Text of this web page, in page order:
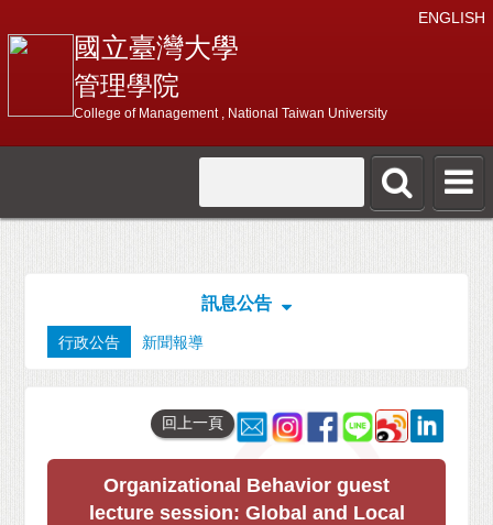
ENGLISH
國立臺灣大學
管理學院
College of Management , National Taiwan University
訊息公告
行政公告 新聞報導
回上一頁
Organizational Behavior guest
lecture session: Global and Local